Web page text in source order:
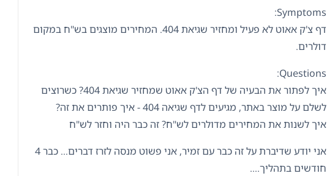
Symptoms:
דף צ'ק אאוט לא פעיל ומחזיר שגיאת 404. המחירים מוצגים בש"ח במקום
דולרים.
Questions:
איך לפתור את הבעיה של דף הצ'ק אאוט שמחזיר שגיאת 404? כשרוצים
לשלם על מוצר באתר, מגיעים לדף שגיאה 404 - איך פותרים את זה?
איך לשנות את המחירים מדולרים לש"ח? זה כבר היה וחזר לש"ח
אני יודע שדיברת על זה כבר עם זמיר, אני פשוט מנסה לזרז דברים... כבר 4
חודשים בתהליך....